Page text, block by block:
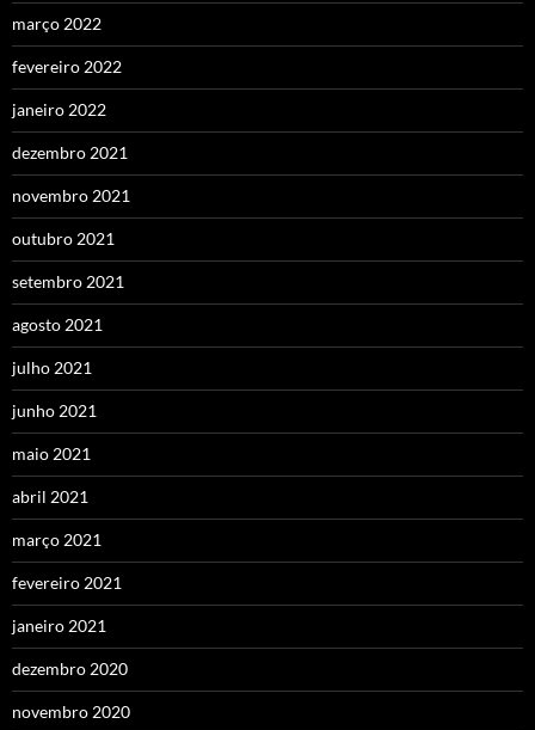
março 2022
fevereiro 2022
janeiro 2022
dezembro 2021
novembro 2021
outubro 2021
setembro 2021
agosto 2021
julho 2021
junho 2021
maio 2021
abril 2021
março 2021
fevereiro 2021
janeiro 2021
dezembro 2020
novembro 2020